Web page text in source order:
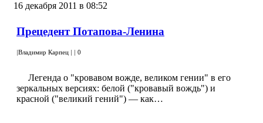
16 декабря 2011 в 08:52
Прецедент Потапова-Ленина
Владимир Карпец 0
Легенда о "кровавом вожде, великом гении" в его
зеркальных версиях: белой ("кровавый вождь") и
красной ("великий гений") — как…